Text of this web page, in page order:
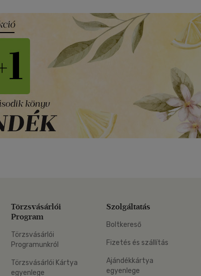
Törzsvásárlói
Program
Törzsvásárlói
Programunkról
Törzsvásárlói Kártya
egyenlege
Szolgáltatás
Boltkereső
Fizetés és szállítás
Ajándékkártya
egyenlege